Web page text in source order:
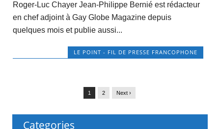
Roger-Luc Chayer Jean-Philippe Bernié est rédacteur
en chef adjoint à Gay Globe Magazine depuis
quelques mois et publie aussi...
LE POINT - FIL DE PRESSE FRANCOPHONE
1 2 Next ›
Categories